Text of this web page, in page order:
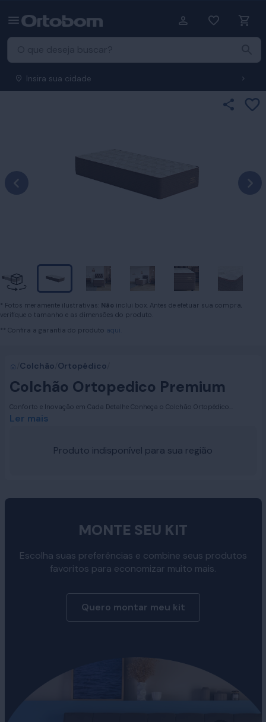
Insira sua cidade
* Fotos meramente ilustrativas: Não inclui box. Antes de efetuar sua compra,
verifique o tamanho e as dimensões do produto.
** Confira a garantia do produto aqui.
Colchão Ortopédico
Colchão Ortopedico Premium
Conforto e Inovação em Cada Detalhe Conheça o Colchão Ortopédico
Premium da Ortobom, um verdadeiro marco de qualidade e conforto. Com
Ler mais
Produto indisponível para sua região
MONTE SEU KIT
Escolha suas preferências e combine seus produtos
favoritos para economizar muito mais.
Quero montar meu kit